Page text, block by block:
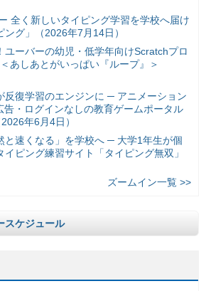
全く新しいタイピング学習を学校へ届け
グ」（2026年7月14日）
ユーバーの幼児・低学年向けScratchプロ
しあとがいっぱい『ループ』＞
反復学習のエンジンに ─ アニメーション
告・ログインなしの教育ゲームポータル
年6月4日）
と速くなる」を学校へ ─ 大学1年生が個
イピング練習サイト「タイピング無双」
ズームイン一覧 >>
スケジュール